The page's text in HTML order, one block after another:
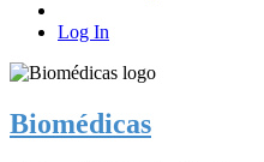
Log In
Biomédicas